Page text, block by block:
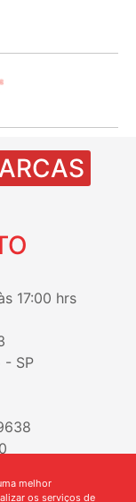
17:00 hrs
- SP
melhor
os serviços de